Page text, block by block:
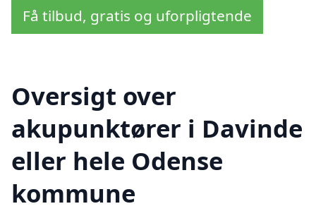
Få tilbud, gratis og uforpligtende
Oversigt over
akupunktører i Davinde
eller hele Odense
kommune